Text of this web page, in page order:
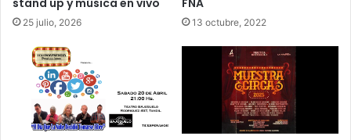
25 julio, 2026 13 octubre, 2022